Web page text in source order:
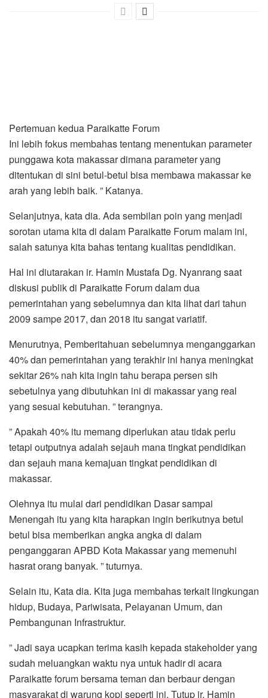
Pertemuan kedua Paraikatte Forum
Ini lebih fokus membahas tentang menentukan parameter
punggawa kota makassar dimana parameter yang
ditentukan di sini betul-betul bisa membawa makassar ke
arah yang lebih baik. ” Katanya.
Selanjutnya, kata dia. Ada sembilan poin yang menjadi
sorotan utama kita di dalam Paraikatte Forum malam ini,
salah satunya kita bahas tentang kualitas pendidikan.
Hal ini diutarakan ir. Hamin Mustafa Dg. Nyanrang saat
diskusi publik di Paraikatte Forum dalam dua
pemerintahan yang sebelumnya dan kita lihat dari tahun
2009 sampe 2017, dan 2018 itu sangat variatif.
Menurutnya, Pemberitahuan sebelumnya menganggarkan
40% dan pemerintahan yang terakhir ini hanya meningkat
sekitar 26% nah kita ingin tahu berapa persen sih
sebetulnya yang dibutuhkan ini di makassar yang real
yang sesuai kebutuhan. ” terangnya.
” Apakah 40% itu memang diperlukan atau tidak perlu
tetapi outputnya adalah sejauh mana tingkat pendidikan
dan sejauh mana kemajuan tingkat pendidikan di
makassar.
Olehnya itu mulai dari pendidikan Dasar sampai
Menengah itu yang kita harapkan ingin berikutnya betul
betul bisa memberikan angka angka di dalam
penganggaran APBD Kota Makassar yang memenuhi
hasrat orang banyak. ” tuturnya.
Selain itu, Kata dia. Kita juga membahas terkait lingkungan
hidup, Budaya, Pariwisata, Pelayanan Umum, dan
Pembangunan Infrastruktur.
” Jadi saya ucapkan terima kasih kepada stakeholder yang
sudah meluangkan waktu nya untuk hadir di acara
Paraikatte forum bersama teman dan berbaur dengan
masyarakat di warung kopi seperti ini. Tutup ir. Hamin